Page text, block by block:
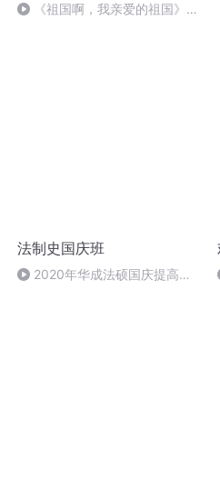
《祖国啊，我亲爱的祖国》温
法制史国庆班
2020年华成法硕国庆提高班